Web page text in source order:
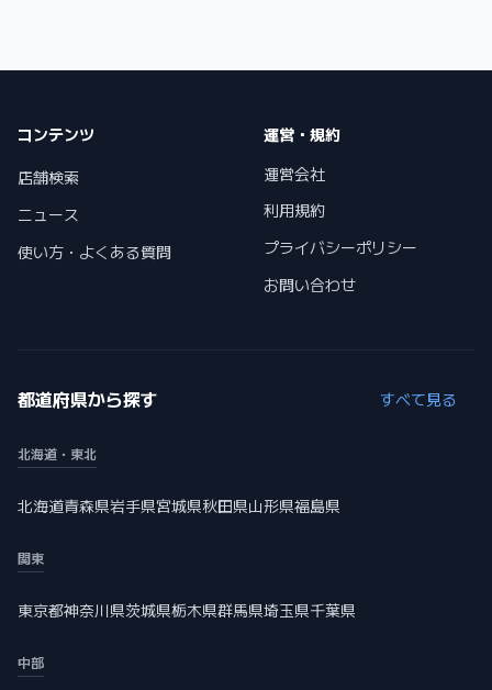
コンテンツ
店舗検索
ニュース
使い方・よくある質問
運営・規約
運営会社
利用規約
プライバシーポリシー
お問い合わせ
都道府県から探す すべて見る
北海道・東北
北海道青森県岩手県宮城県秋田県山形県福島県
関東
東京都神奈川県茨城県栃木県群馬県埼玉県千葉県
中部